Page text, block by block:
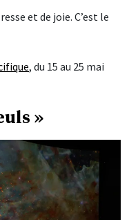
et de joie. C’est le
, du 15 au 25 mai
»